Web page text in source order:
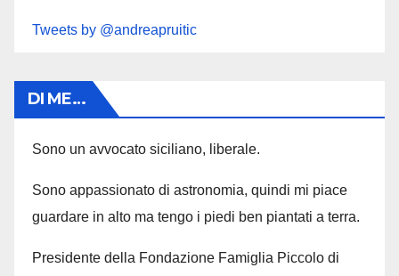
Tweets by @andreapruitic
DI ME…
Sono un avvocato siciliano, liberale.
Sono appassionato di astronomia, quindi mi piace
guardare in alto ma tengo i piedi ben piantati a terra.
Presidente della Fondazione Famiglia Piccolo di